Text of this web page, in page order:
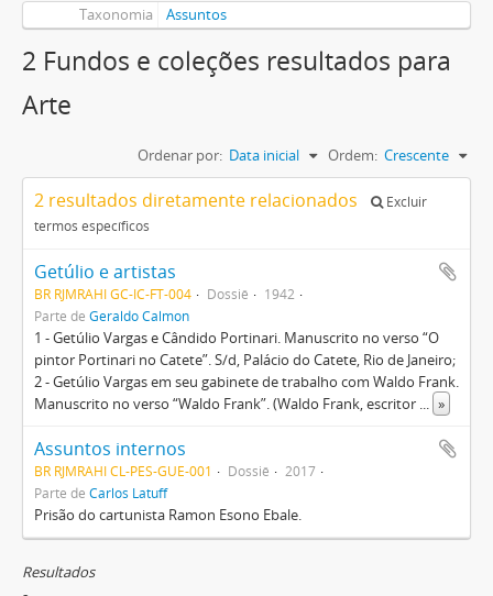
Taxonomia Assuntos
2 Fundos e coleções resultados para
Arte
Ordenar por: Data inicial Ordem: Crescente
2 resultados diretamente relacionados
Excluir
termos específicos
Getúlio e artistas
BR RJMRAHI GC-IC-FT-004 Dossiê
1942
Parte de Geraldo Calmon
1 - Getúlio Vargas e Cândido Portinari. Manuscrito no verso “O
pintor Portinari no Catete”. S/d, Palácio do Catete, Rio de Janeiro;
2 - Getúlio Vargas em seu gabinete de trabalho com Waldo Frank.
Manuscrito no verso “Waldo Frank”. (Waldo Frank, escritor ... »
Assuntos internos
BR RJMRAHI CL-PES-GUE-001 Dossiê
2017
Parte de Carlos Latuff
Prisão do cartunista Ramon Esono Ebale.
Resultados